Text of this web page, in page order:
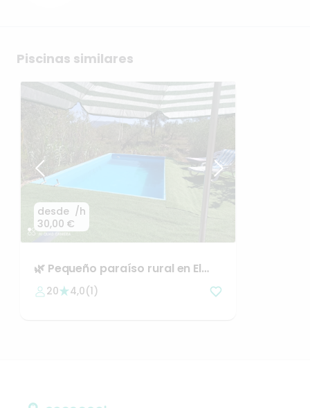
Piscinas similares
desde
30,00 €
/h
🌿 Pequeño paraíso rural en El
Perelló
(Tarragona)
20 4,0(1)